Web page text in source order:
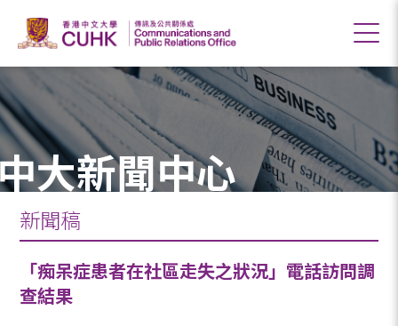
大新聞中心
新聞稿
「痴呆症患者在社區走失之狀況」電話訪問調
查結果